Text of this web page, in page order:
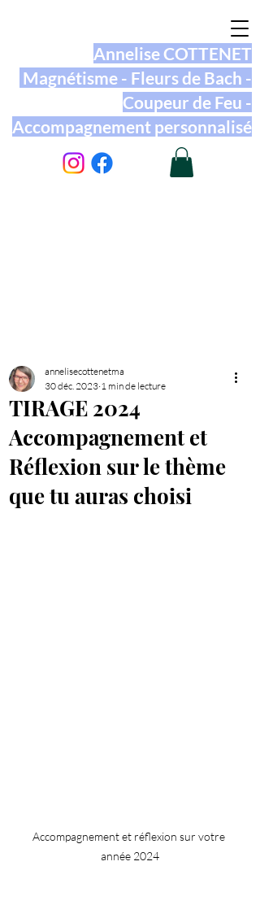
Annelise COTTENET
Magnétisme - Fleurs de Bach -
Coupeur de Feu -
Accompagnement personnalisé
TIRAGE 2024
Accompagnement et
Réflexion sur le thème
que tu auras choisi
annelisecottenetma
30 déc. 2023 1 min de lecture
Accompagnement et réflexion sur votre
année 2024